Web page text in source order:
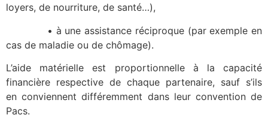
loyers, de nourriture, de santé…),
• à une assistance réciproque (par exemple en
cas de maladie ou de chômage).
L’aide matérielle est proportionnelle à la capacité
financière respective de chaque partenaire, sauf s’ils
en conviennent différemment dans leur convention de
Pacs.